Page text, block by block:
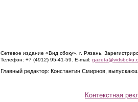
Сетевое издание «Вид сбоку», г. Рязань.
Телефон: +7 (4912) 95-41-59. E-mail:
Главный редактор: Константин Смирнов,
Контекстная